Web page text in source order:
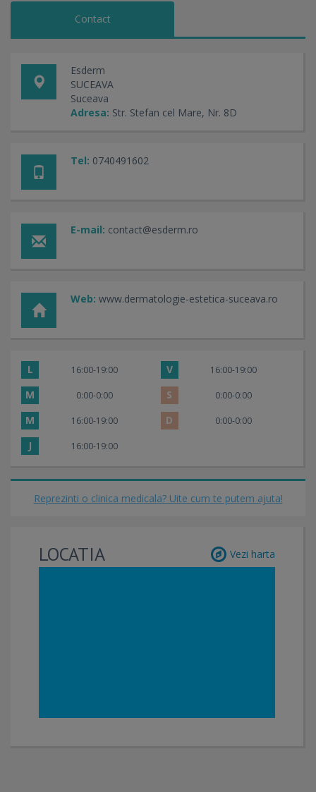
Contact
Esderm
SUCEAVA
Suceava
Adresa: Str. Stefan cel Mare, Nr. 8D
Tel: 0740491602
E-mail: contact@esderm.ro
Web: www.dermatologie-estetica-suceava.ro
L 16:00-19:00 V 16:00-19:00
M 0:00-0:00 S 0:00-0:00
M 16:00-19:00 D 0:00-0:00
J 16:00-19:00
Reprezinti o clinica medicala? Uite cum te putem ajuta!
LOCATIA Vezi harta